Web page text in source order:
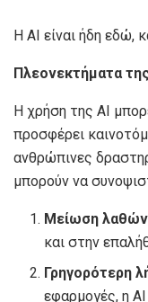
Η ΑΙ είναι ήδη εδώ,
Πλεονεκτήματα
Η χρήση της ΑΙ
προσφέρει
ανθρώπινες
μπορούν να
Μείωση
και στην
Γρηγορότερη
εφαρμογές, η